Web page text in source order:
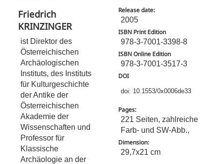
Friedrich
KRINZINGER
ist Direktor des
Österreichischen
Archäologischen
Instituts, des Instituts
für Kulturgeschichte
der Antike der
Österreichischen
Akademie der
Wissenschaften und
Professor für
Klassische
Archäologie an der
Release date:
2005
ISBN Print Edition
978-3-7001-3398-8
ISBN Online Edition
978-3-7001-3517-3
DOI
doi: 10.1553/0x0006de33
Pages:
221 Seiten, zahlreiche
Farb- und SW-Abb.,
Dimension:
29,7x21 cm